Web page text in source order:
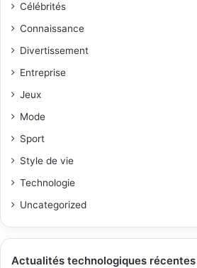
Célébrités
Connaissance
Divertissement
Entreprise
Jeux
Mode
Sport
Style de vie
Technologie
Uncategorized
Actualités technologiques récentes